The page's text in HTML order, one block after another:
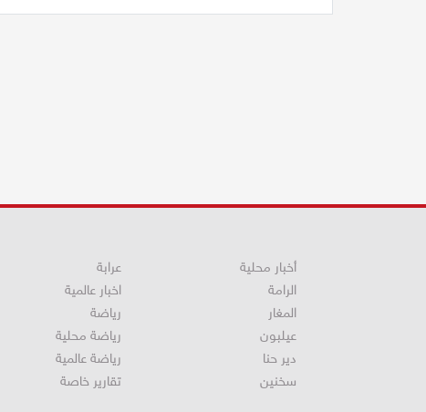
أخبار محلية
الرامة
المغار
عيلبون
دير حنا
سخنين
عرابة
اخبار عالمية
رياضة
رياضة محلية
رياضة عالمية
تقارير خاصة